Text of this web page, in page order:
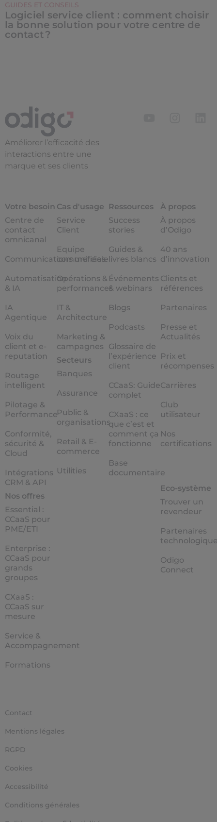
GUIDES ET CONSEILS
Logiciel service client : comment choisir
la bonne solution pour votre centre de
contact ?
Améliorer l’efficacité des
interactions entre une
marque et ses clients
Votre besoin
Centre de
contact
omnicanal
Communications unifiées
Automatisation
& IA
IA
Agentique
Voix du
client et e-
reputation
Routage
intelligent
Pilotage &
Performance
Conformité,
sécurité &
Cloud
Intégrations
CRM & API
Nos offres
Essential :
CCaaS pour
PME/ETI
Enterprise :
CCaaS pour
grands
groupes
CXaaS :
CCaaS sur
mesure
Service &
Accompagnement
Formations
Cas d'usage
Service
Client
Equipe
commerciale
Opérations &
performances
IT &
Architecture
Marketing &
campagnes
Secteurs
Banques
Assurance
Public &
organisations
Retail & E-
commerce
Utilities
Ressources
Success
stories
Guides &
livres blancs
Événements
& webinars
Blogs
Podcasts
Glossaire de
l’expérience
client
CCaaS: Guide
complet
CXaaS : ce
que c’est et
comment ça
fonctionne
Base
documentaire
À propos
À propos
d’Odigo
40 ans
d’innovation
Clients et
références
Partenaires
Presse et
Actualités
Prix et
récompenses
Carrières
Club
utilisateur
Nos
certifications
Eco-système
Trouver un
revendeur
Partenaires
Odigo
Connect
Contact
Mentions légales
RGPD
Cookies
Accessibilité
Conditions générales